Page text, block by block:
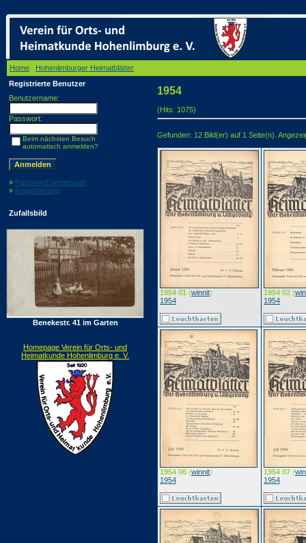
Home Hohenlimburger Heimatblätter
Registrierte Benutzer
Benutzername:
Passwort:
Beim nächsten Besuch
automatisch anmelden?
» Password vergessen
» Registrierung
Zufallsbild
Benekestr. 41 im Garten
Homepage Verein für Orts- und
Heimatkunde Hohenlimburg e. V.
1954
(Hits: 1075)
Gefunden: 12 Bild(er) auf 1 Seite(n).
1954 01 (winnit)
1954
1954 02 (
1954
1954 06 (winnit)
1954
1954 07 (
1954